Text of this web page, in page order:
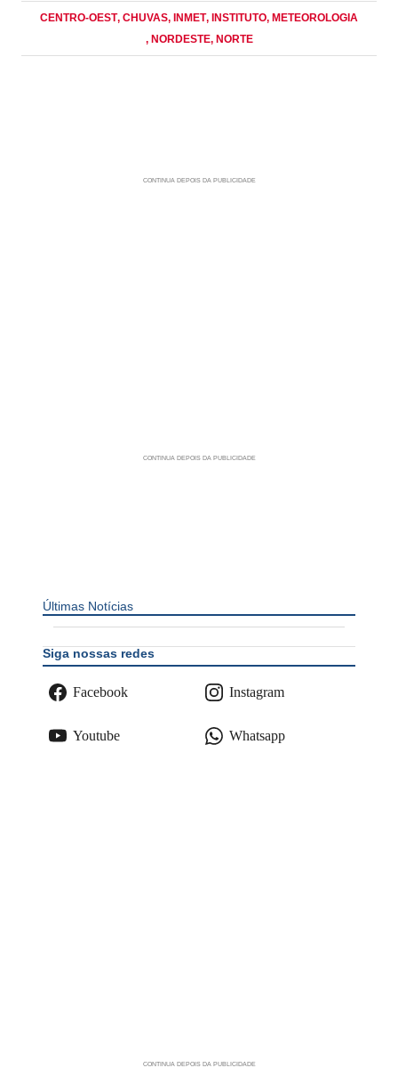
CENTRO-OEST, CHUVAS, INMET, INSTITUTO, METEOROLOGIA
, NORDESTE, NORTE
Últimas Notícias
Siga nossas redes
Facebook Instagram
Youtube Whatsapp